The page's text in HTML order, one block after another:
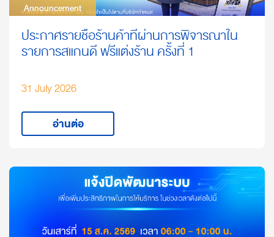
Announcement
Announcement
ประกาศรายชื่อร้านค้าที่ผ่านการพิจารณาใน
รายการสแกนดี ฟรีแต่งร้าน ครั้งที่ 1
31 July 2026
อ่านต่อ